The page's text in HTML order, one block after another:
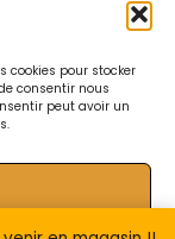
cookies pour stocker
consentir nous
peut avoir un
Digitale|